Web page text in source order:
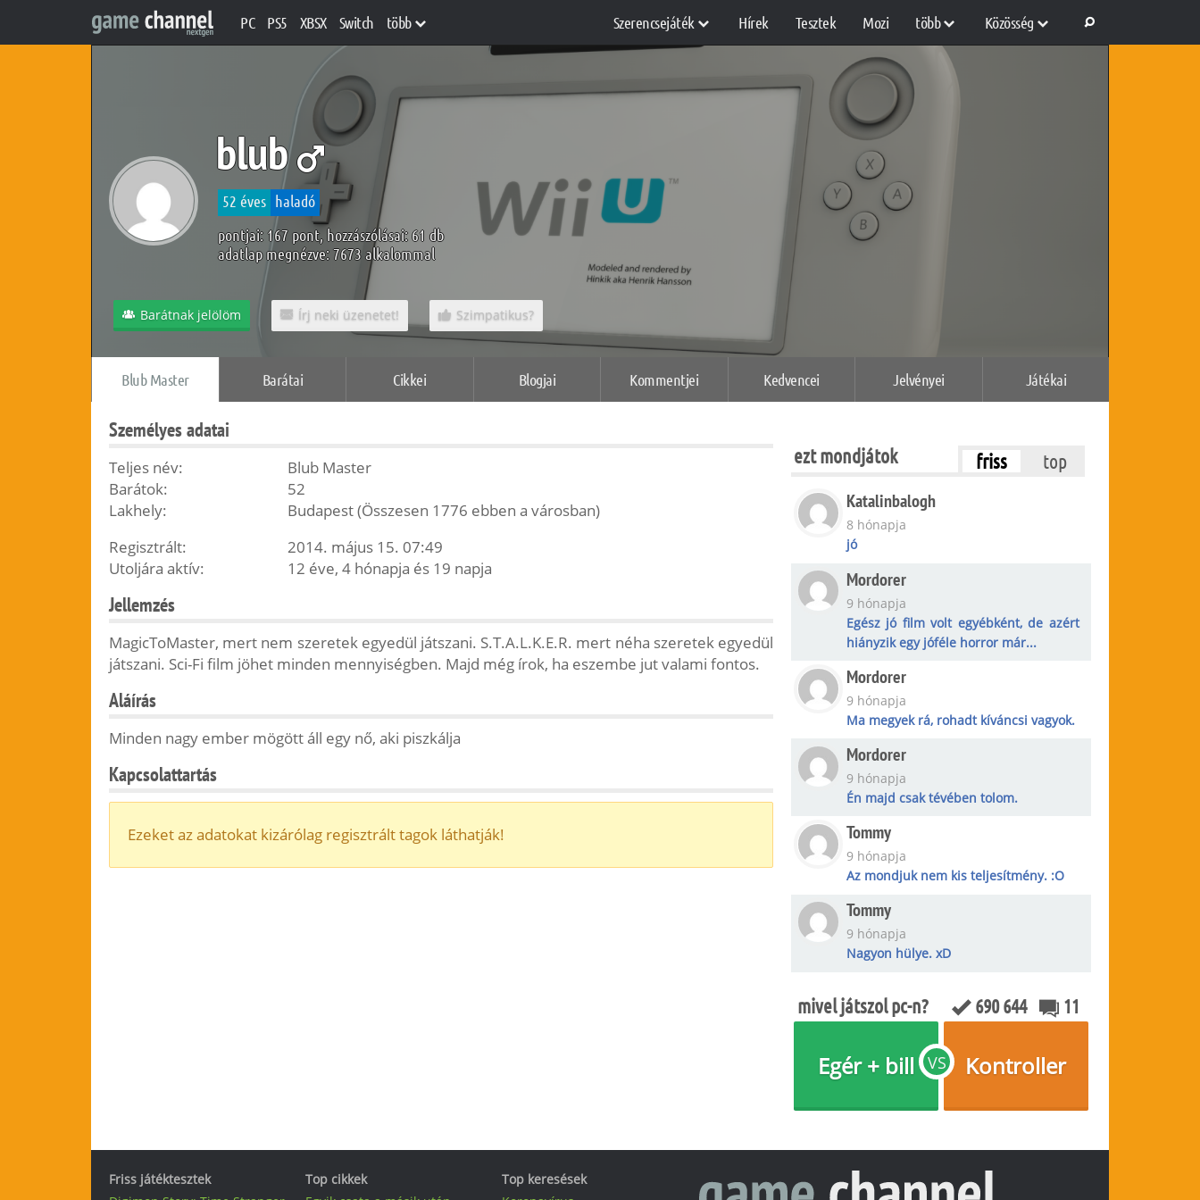
PC PS5 XBSX Switch több Szerencsejáték Hírek Tesztek Mozi több Közösség
blub
Blub Master Barátai Cikkei Blogjai Kommentjei Kedvencei Jelvényei Játékai
52 éves haladó
pontjai: 167 pont, hozzászólásai: 61 db
adatlap megnézve: 7673 alkalommal
Barátnak jelölöm Írj neki üzenetet! Szimpatikus?
Személyes adatai
Teljes név:
Blub Master
Barátok:
52
Lakhely:
Budapest (Összesen 1776 ebben a városban)
Regisztrált:
2014. május 15. 07:49
Utoljára aktív:
12 éve, 4 hónapja és 19 napja
Jellemzés
MagicToMaster, mert nem szeretek egyedül játszani. S.T.A.L.K.E.R. mert néha szeretek egyedül
játszani. Sci-Fi film jöhet minden mennyiségben. Majd még írok, ha eszembe jut valami fontos.
Aláírás
Minden nagy ember mögött áll egy nő, aki piszkálja
Kapcsolattartás
Ezeket az adatokat kizárólag regisztrált tagok láthatják!
ezt mondjátok friss
top
Katalinbalogh
8 hónapja
jó
Mordorer
9 hónapja
Egész jó film volt egyébként, de azért
hiányzik egy jóféle horror már...
Mordorer
9 hónapja
Ma megyek rá, rohadt kíváncsi vagyok.
Mordorer
9 hónapja
Én majd csak tévében tolom.
Tommy
9 hónapja
Az mondjuk nem kis teljesítmény. :O
Tommy
9 hónapja
Nagyon hülye. xD
mivel játszol pc-n? 690 644 11
VS
Egér + bill Kontroller
Friss játéktesztek
Top cikkek
Top keresések